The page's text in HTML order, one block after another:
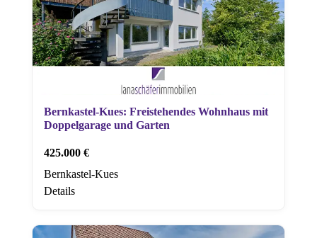
Bernkastel-Kues: Freistehendes Wohnhaus mit
Doppelgarage und Garten
425.000 €
Bernkastel-Kues
Details